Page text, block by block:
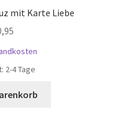
mit Karte Liebe
2-4 Tage